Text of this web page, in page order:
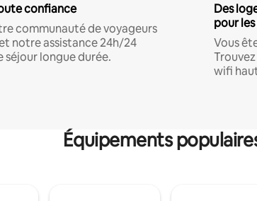
confiance
communauté de voyageurs
notre assistance 24h/24
longue durée.
Des
pour
Vous
wifi
Équipements